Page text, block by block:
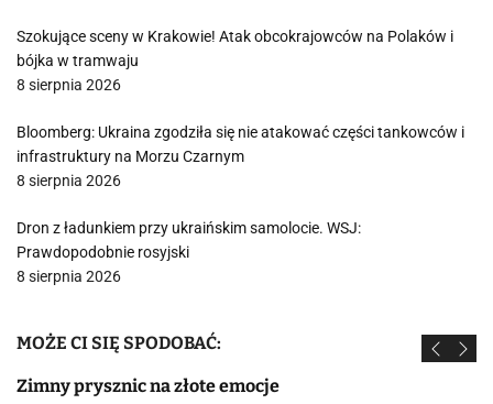
Szokujące sceny w Krakowie! Atak obcokrajowców na Polaków i
bójka w tramwaju
8 sierpnia 2026
Bloomberg: Ukraina zgodziła się nie atakować części tankowców i
infrastruktury na Morzu Czarnym
8 sierpnia 2026
Dron z ładunkiem przy ukraińskim samolocie. WSJ:
Prawdopodobnie rosyjski
8 sierpnia 2026
MOŻE CI SIĘ SPODOBAĆ:
Zimny prysznic na złote emocje